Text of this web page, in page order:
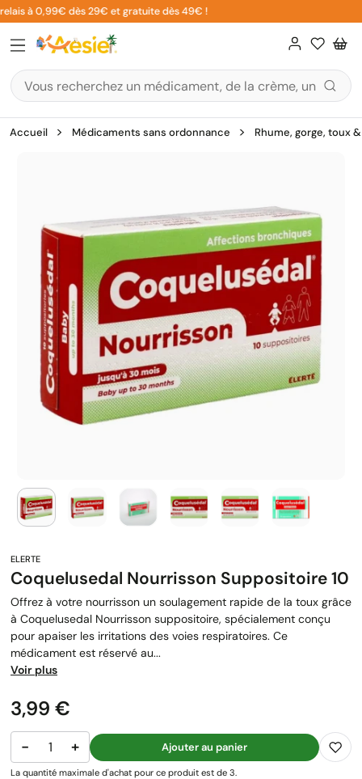
Aller
au
contenu
à 0,99€ dès 29€ et gratuite dès 49€ !
Accueil Médicaments sans ordonnance Rhume, gorge, toux
Coquelusedal Nourrisson Suppositoire 10
Offrez à votre nourrisson un soulagement rapide de la toux grâce
à Coquelusedal Nourrisson suppositoire, spécialement conçu
pour apaiser les irritations des voies respiratoires. Ce
médicament est réservé au...
Voir plus
Prix
3,99 €
− + Ajouter au panier
La quantité maximale d'achat pour ce produit est de 3.